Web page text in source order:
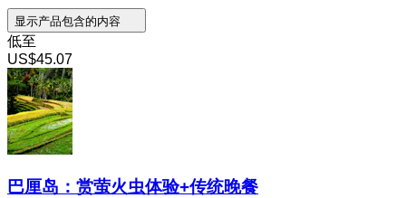
显示产品包含的内容
低至
US$45.07
巴厘岛：赏萤火虫体验+传统晚餐